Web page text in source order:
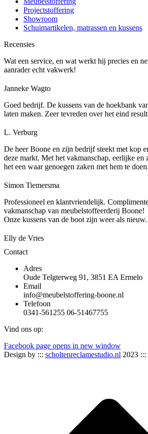
Projectstoffering
Showroom
Schuimartikelen, matrassen en kussens
Recensies
Wat een service, en wat werkt hij precies en
aanrader echt vakwerk!
Janneke Wagto
Goed bedrijf. De kussens van de hoekbank
laten maken. Zeer tevreden over het eind
L. Verburg
De heer Boone en zijn bedrijf steekt met kop
deze markt. Met het vakmanschap, eerlijke
het een waar genoegen zaken met hem te doen.
Simon Tiemersma
Professioneel en klantvriendelijk.
vakmanschap van meubelstoffeerderij Boone!
Onze kussens van de boot zijn weer als
Elly de Vries
Contact
Adres
Oude Telgterweg 91, 3851 EA Ermelo
Email
info@meubelstoffering-boone.nl
Telefoon
0341-561255 06-51467755
Vind ons op:
Facebook page opens in new window
Design by ::: scholtenreclamestudio.nl 2023 :::